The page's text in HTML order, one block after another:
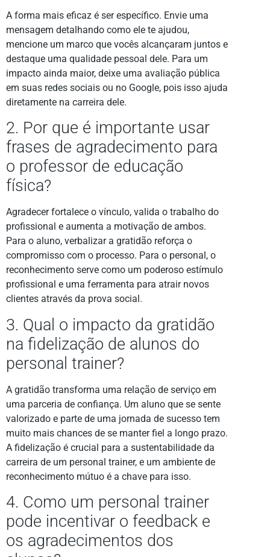
A forma mais eficaz é ser específico. Envie uma
mensagem detalhando como ele te ajudou,
mencione um marco que vocês alcançaram juntos e
destaque uma qualidade pessoal dele. Para um
impacto ainda maior, deixe uma avaliação pública
em suas redes sociais ou no Google, pois isso ajuda
diretamente na carreira dele.
2. Por que é importante usar
frases de agradecimento para
o professor de educação
física?
Agradecer fortalece o vínculo, valida o trabalho do
profissional e aumenta a motivação de ambos.
Para o aluno, verbalizar a gratidão reforça o
compromisso com o processo. Para o personal, o
reconhecimento serve como um poderoso estímulo
profissional e uma ferramenta para atrair novos
clientes através da prova social.
3. Qual o impacto da gratidão
na fidelização de alunos do
personal trainer?
A gratidão transforma uma relação de serviço em
uma parceria de confiança. Um aluno que se sente
valorizado e parte de uma jornada de sucesso tem
muito mais chances de se manter fiel a longo prazo.
A fidelização é crucial para a sustentabilidade da
carreira de um personal trainer, e um ambiente de
reconhecimento mútuo é a chave para isso.
4. Como um personal trainer
pode incentivar o feedback e
os agradecimentos dos